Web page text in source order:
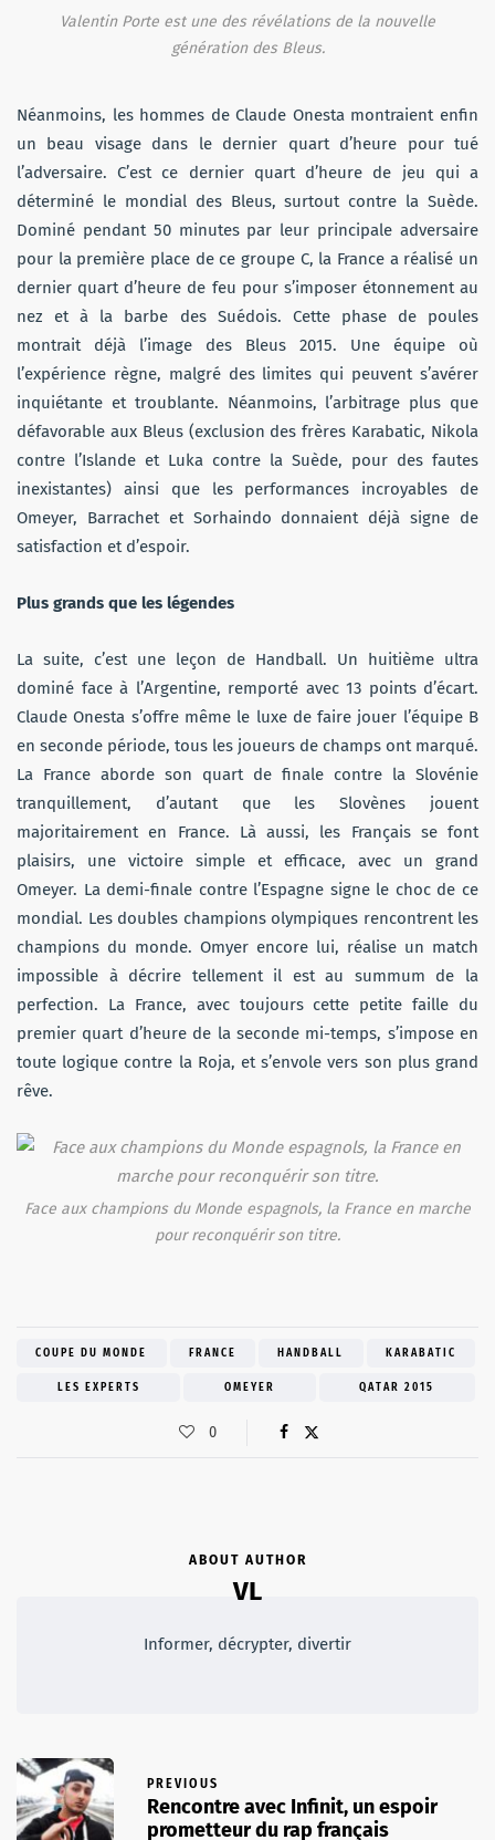
Valentin Porte est une des révélations de la nouvelle
génération des Bleus.
Néanmoins, les hommes de Claude Onesta montraient enfin
un beau visage dans le dernier quart d’heure pour tué
l’adversaire. C’est ce dernier quart d’heure de jeu qui a
déterminé le mondial des Bleus, surtout contre la Suède.
Dominé pendant 50 minutes par leur principale adversaire
pour la première place de ce groupe C, la France a réalisé un
dernier quart d’heure de feu pour s’imposer étonnement au
nez et à la barbe des Suédois. Cette phase de poules
montrait déjà l’image des Bleus 2015. Une équipe où
l’expérience règne, malgré des limites qui peuvent s’avérer
inquiétante et troublante. Néanmoins, l’arbitrage plus que
défavorable aux Bleus (exclusion des frères Karabatic, Nikola
contre l’Islande et Luka contre la Suède, pour des fautes
inexistantes) ainsi que les performances incroyables de
Omeyer, Barrachet et Sorhaindo donnaient déjà signe de
satisfaction et d’espoir.
Plus grands que les légendes
La suite, c’est une leçon de Handball. Un huitième ultra
dominé face à l’Argentine, remporté avec 13 points d’écart.
Claude Onesta s’offre même le luxe de faire jouer l’équipe B
en seconde période, tous les joueurs de champs ont marqué.
La France aborde son quart de finale contre la Slovénie
tranquillement, d’autant que les Slovènes jouent
majoritairement en France. Là aussi, les Français se font
plaisirs, une victoire simple et efficace, avec un grand
Omeyer. La demi-finale contre l’Espagne signe le choc de ce
mondial. Les doubles champions olympiques rencontrent les
champions du monde. Omyer encore lui, réalise un match
impossible à décrire tellement il est au summum de la
perfection. La France, avec toujours cette petite faille du
premier quart d’heure de la seconde mi-temps, s’impose en
toute logique contre la Roja, et s’envole vers son plus grand
rêve.
Face aux champions du Monde espagnols, la France en marche
pour reconquérir son titre.
COUPE DU MONDE FRANCE HANDBALL KARABATIC
LES EXPERTS OMEYER QATAR 2015
0
ABOUT AUTHOR
VL
Informer, décrypter, divertir
PREVIOUS
Rencontre avec Infinit, un espoir
prometteur du rap français